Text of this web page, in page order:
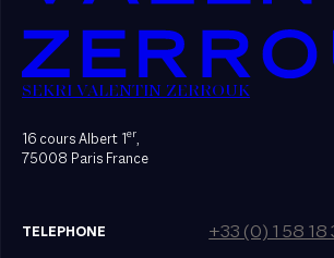
SEKRI VALENTIN ZERROUK
16 cours Albert 1er,
75008 Paris France
TELEPHONE +33 (0) 1 58 18